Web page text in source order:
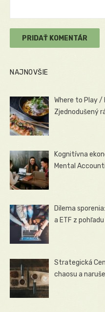
NAJNOVŠIE
Where to Play /
Zjednodušený
Kognitívna
Mental
Dilema
a ETF z
Strategická
chaosu a